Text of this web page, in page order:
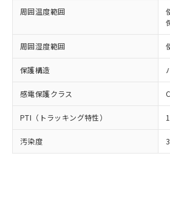
周囲温度範囲
周囲湿度範囲
保護構造
感電保護クラス
PTI（トラッキング特性）
汚染度
正式な納期状況および
様のお取引先、または
ムロン制御機器販売店
オムロン制御機器販売
点は「
販売ネットワーク
在庫状況および標準価格
事前の承諾なく第三者
示しないようお願いし
マイパーツ機能（部品
(PBDE) 1000ppm以下、フタル酸ビス
ル) (DEHP)(別名：DOP) 1000ppm以
ルベンジル（BBP） 1000ppm以下、
（DBP） 1000ppm以下、フタル酸ジ
(DIBP) 1000ppm以下
但し、RoHS指令で産業用監視および
適用除外項目は除く。
※2 対応予定月
部品在庫の切り替え状況など
Cr(Ⅵ)(六価クロム) : 1000ppm、 PBBs(
ニル類) : 1000ppm、 PBDEs(ポリ臭化
DBP(フタル酸ジブチル) : 1000ppm、
イソブチル) : 1000ppm、 BBP(フタル
ル) : 1000ppm、
DEHP(フタル酸ビス(2-エチルヘキシ
※2 環境保護使用期限
「ｅ」：有害物質（10物質）
「10」：通常の使用状況下
当社は規制貨物を破棄
全に破砕するなど、違
いよう必要な手段を講
当社は貴社製品を、核
ル、化学兵器、生物兵
武器並びにこれらの製
使用いたしません。
当社は、貴社製品を第三
場合は、上記1、2および
該第三者に通知します
販売先および販売に係わ
○ 一定数以上の在庫
△ 一定数には満たな
在庫なし(最新の在
たはお客様担当のオ
機器販売店・当社販
空
受注生産機種、ま